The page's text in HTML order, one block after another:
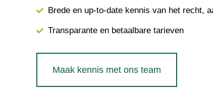
Brede en up-to-date kennis van het recht,
Transparante en betaalbare tarieven
Maak kennis met ons team